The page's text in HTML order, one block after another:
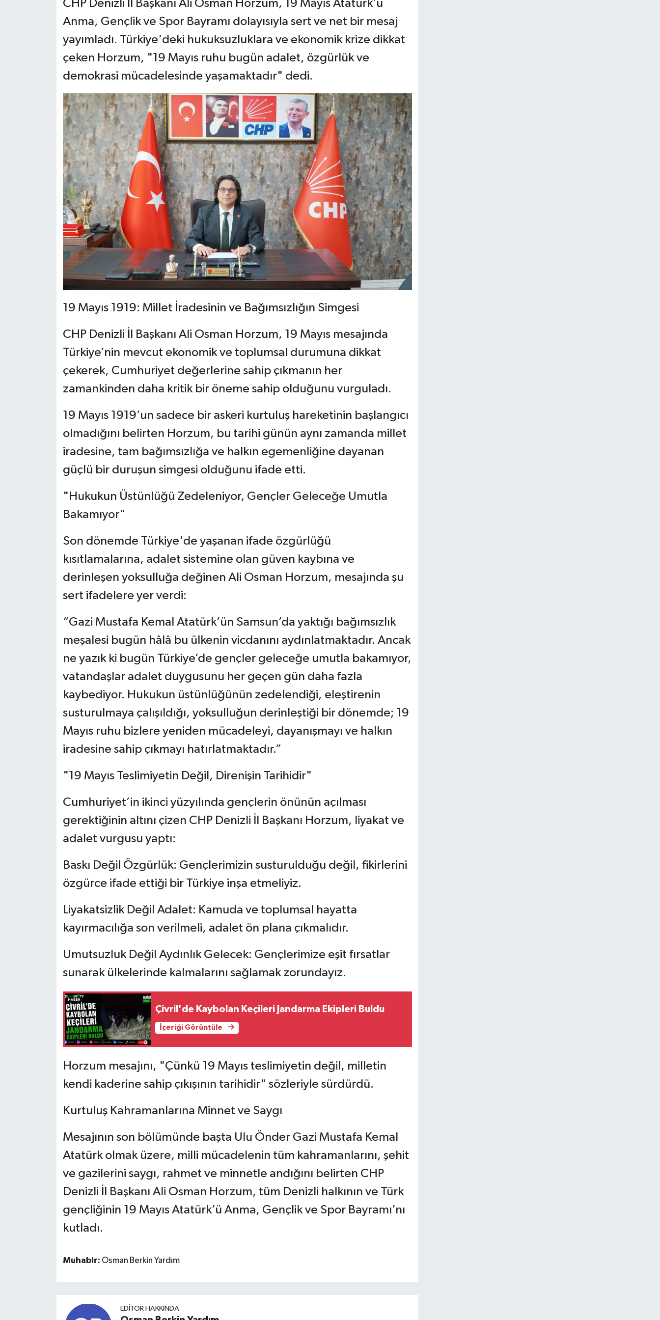
CHP Denizli İl Başkanı Ali Osman Horzum, 19 Mayıs Atatürk’ü
Anma, Gençlik ve Spor Bayramı dolayısıyla sert ve net bir mesaj
yayımladı. Türkiye'deki hukuksuzluklara ve ekonomik krize dikkat
çeken Horzum, "19 Mayıs ruhu bugün adalet, özgürlük ve
demokrasi mücadelesinde yaşamaktadır" dedi.
​19 Mayıs 1919: Millet İradesinin ve Bağımsızlığın Simgesi
​CHP Denizli İl Başkanı Ali Osman Horzum, 19 Mayıs mesajında
Türkiye’nin mevcut ekonomik ve toplumsal durumuna dikkat
çekerek, Cumhuriyet değerlerine sahip çıkmanın her
zamankinden daha kritik bir öneme sahip olduğunu vurguladı.
​19 Mayıs 1919’un sadece bir askeri kurtuluş hareketinin başlangıcı
olmadığını belirten Horzum, bu tarihi günün aynı zamanda millet
iradesine, tam bağımsızlığa ve halkın egemenliğine dayanan
güçlü bir duruşun simgesi olduğunu ifade etti.
​"Hukukun Üstünlüğü Zedeleniyor, Gençler Geleceğe Umutla
Bakamıyor"
​Son dönemde Türkiye'de yaşanan ifade özgürlüğü
kısıtlamalarına, adalet sistemine olan güven kaybına ve
derinleşen yoksulluğa değinen Ali Osman Horzum, mesajında şu
sert ifadelere yer verdi:
​“Gazi Mustafa Kemal Atatürk’ün Samsun’da yaktığı bağımsızlık
meşalesi bugün hâlâ bu ülkenin vicdanını aydınlatmaktadır. Ancak
ne yazık ki bugün Türkiye’de gençler geleceğe umutla bakamıyor,
vatandaşlar adalet duygusunu her geçen gün daha fazla
kaybediyor. Hukukun üstünlüğünün zedelendiği, eleştirenin
susturulmaya çalışıldığı, yoksulluğun derinleştiği bir dönemde; 19
Mayıs ruhu bizlere yeniden mücadeleyi, dayanışmayı ve halkın
iradesine sahip çıkmayı hatırlatmaktadır.”
​"19 Mayıs Teslimiyetin Değil, Direnişin Tarihidir"
​Cumhuriyet’in ikinci yüzyılında gençlerin önünün açılması
gerektiğinin altını çizen CHP Denizli İl Başkanı Horzum, liyakat ve
adalet vurgusu yaptı:
​Baskı Değil Özgürlük: Gençlerimizin susturulduğu değil, fikirlerini
özgürce ifade ettiği bir Türkiye inşa etmeliyiz.
​Liyakatsizlik Değil Adalet: Kamuda ve toplumsal hayatta
kayırmacılığa son verilmeli, adalet ön plana çıkmalıdır.
​Umutsuzluk Değil Aydınlık Gelecek: Gençlerimize eşit fırsatlar
sunarak ülkelerinde kalmalarını sağlamak zorundayız.
Çivril'de Kaybolan Keçileri Jandarma Ekipleri Buldu
İçeriği Görüntüle
​Horzum mesajını, "Çünkü 19 Mayıs teslimiyetin değil, milletin
kendi kaderine sahip çıkışının tarihidir" sözleriyle sürdürdü.
​Kurtuluş Kahramanlarına Minnet ve Saygı
​Mesajının son bölümünde başta Ulu Önder Gazi Mustafa Kemal
Atatürk olmak üzere, milli mücadelenin tüm kahramanlarını, şehit
ve gazilerini saygı, rahmet ve minnetle andığını belirten CHP
Denizli İl Başkanı Ali Osman Horzum, tüm Denizli halkının ve Türk
gençliğinin 19 Mayıs Atatürk’ü Anma, Gençlik ve Spor Bayramı’nı
kutladı.
Muhabir: Osman Berkin Yardım
EDITÖR HAKKINDA